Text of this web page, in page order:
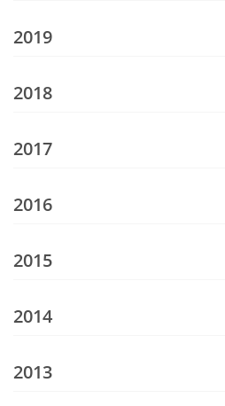
2019
2018
2017
2016
2015
2014
2013